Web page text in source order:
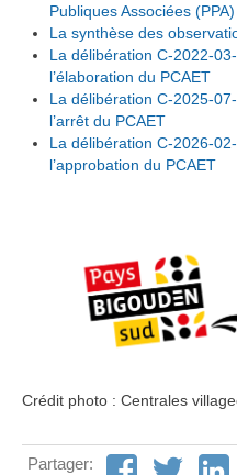
Publiques Associées (PPA)
La synthèse des
La délibération C-2022-
l’élaboration du PCAET
La délibération C-2025-
l’arrêt du PCAET
La délibération C-2026-
l’approbation du PCAET
Crédit photo : Centrales
Partager: